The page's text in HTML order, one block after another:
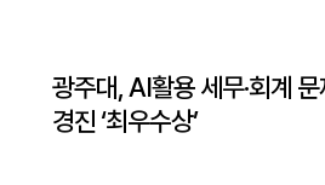
광주대, AI활용 세무·회계
경진 ‘최우수상’